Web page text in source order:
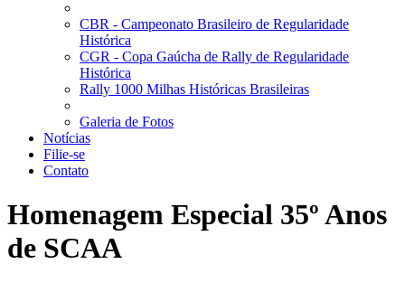
CBR - Campeonato Brasileiro de Regularidade
Histórica
CGR - Copa Gaúcha de Rally de Regularidade
Histórica
Rally 1000 Milhas Históricas Brasileiras
Galeria de Fotos
Notícias
Filie-se
Contato
Homenagem Especial 35º Anos
de SCAA